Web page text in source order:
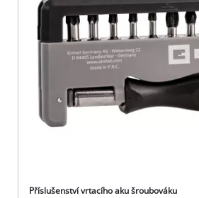
Příslušenství vrtacího aku šroubováku